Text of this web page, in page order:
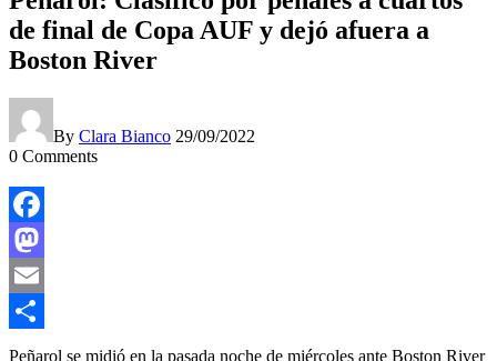
de final de Copa AUF y dejó afuera a
Boston River
By Clara Bianco 29/09/2022
0 Comments
Facebook
Mastodon
Email
Compartir
Peñarol se midió en la pasada noche de miércoles ante Boston River